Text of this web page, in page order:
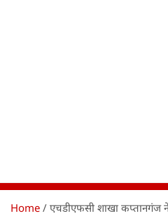
Home एचडीएफसी शाखा कप्तानगंज